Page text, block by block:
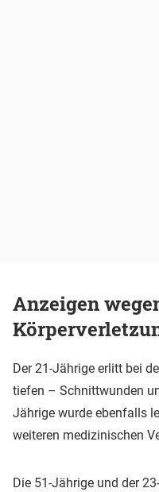
Anzeigen
Der 21-Jährige erlitt bei
tiefen – Schnittwunden
Jährige wurde ebenfalls
weiteren medizinischen
Die 51-Jährige und der